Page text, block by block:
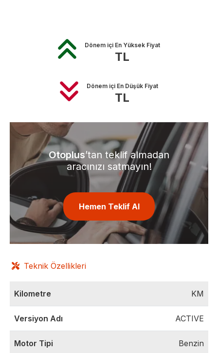
Dönem içi En Yüksek Fiyat
TL
Dönem içi En Düşük Fiyat
TL
Otoplus’tan teklif almadan
aracınızı satmayın!
Hemen Teklif Al
Teknik Özellikleri
Kilometre KM
Versiyon Adı ACTIVE
Motor Tipi Benzin